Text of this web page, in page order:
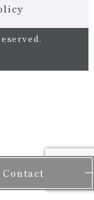
Contact